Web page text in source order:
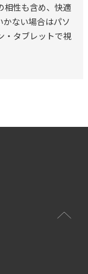
相性も含め、快適
ない場合はパソ
・タブレットで視